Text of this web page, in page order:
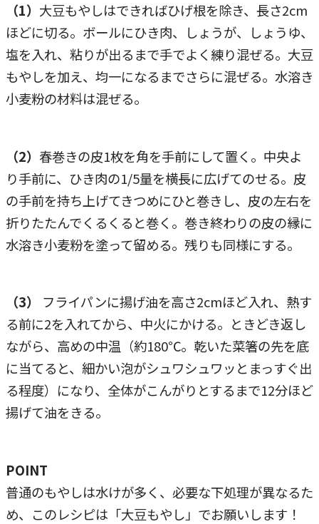
（1） 大豆もやしはできればひげ根を除き、長さ2cm
ほどに切る。ボールにひき肉、しょうが、しょうゆ、
塩を入れ、粘りが出るまで手でよく練り混ぜる。大豆
もやしを加え、均一になるまでさらに混ぜる。水溶き
小麦粉の材料は混ぜる。
（2） 春巻きの皮1枚を角を手前にして置く。中央よ
り手前に、ひき肉の1/5量を横長に広げてのせる。皮
の手前を持ち上げてきつめにひと巻きし、皮の左右を
折りたたんでくるくると巻く。巻き終わりの皮の縁に
水溶き小麦粉を塗って留める。残りも同様にする。
（3）
フライパンに揚げ油を高さ2cmほど入れ、熱す
る前に2を入れてから、中火にかける。ときどき返し
ながら、高めの中温（約180℃。乾いた菜箸の先を底
に当てると、細かい泡がシュワシュワッとまっすぐ出
る程度）になり、全体がこんがりとするまで12分ほど
揚げて油をきる。
POINT
普通のもやしは水けが多く、必要な下処理が異なるた
め、このレシピは「大豆もやし」でお願いします！